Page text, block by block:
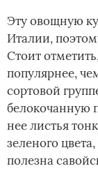
Эту овощную
Италии,
Стоит
популярнее,
сортовой
белокочанную
нее листья
зеленого
полезна